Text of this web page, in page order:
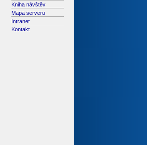
Kniha návštěv
Mapa serveru
Intranet
Kontakt